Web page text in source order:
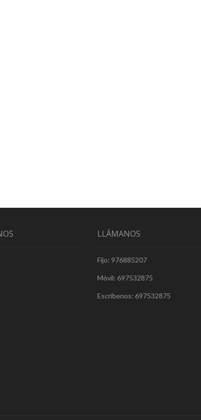
LLÁMANOS
Fijo: 976885207
Móvil: 697532875
Escríbenos: 697532875